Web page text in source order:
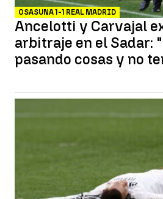
OSASUNA 1-1 REAL MADRID
Ancelotti y Carvajal
arbitraje en el Sadar:
pasando cosas y no